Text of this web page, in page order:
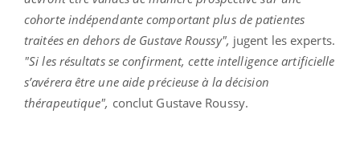
cohorte indépendante comportant plus de patientes
traitées en dehors de Gustave Roussy", jugent les experts.
"Si les résultats se confirment, cette intelligence artificielle
s’avérera être une aide précieuse à la décision
thérapeutique", conclut Gustave Roussy.